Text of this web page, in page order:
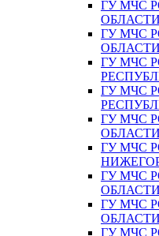
ГУ МЧС
ОБЛАСТИ
ГУ МЧС
ОБЛАСТИ
ГУ МЧС
ГУ МЧС
ГУ МЧС
ОБЛАСТИ
ГУ МЧС
ГУ МЧС
ОБЛАСТИ
ГУ МЧС
ОБЛАСТИ
ГУ МЧС